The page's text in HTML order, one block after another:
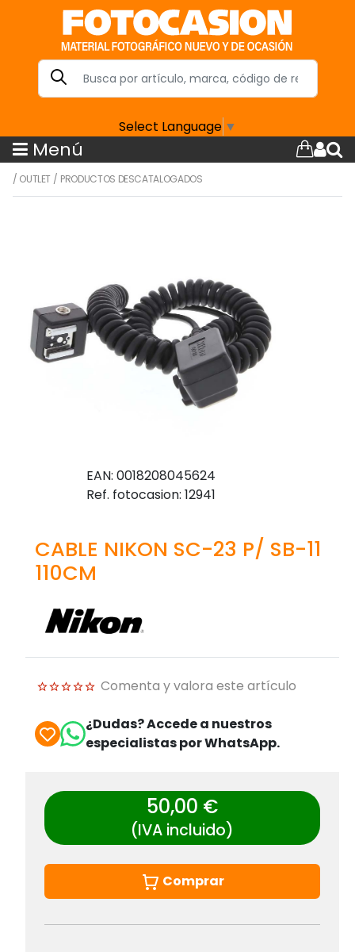
Select Language ▼
Menú
/ OUTLET / PRODUCTOS DESCATALOGADOS
EAN: 0018208045624
Ref. fotocasion: 12941
CABLE NIKON SC-23 P/ SB-11
110CM
Comenta y valora este artículo
¿Dudas? Accede a nuestros
especialistas por WhatsApp.
50,00 €
(IVA incluido)
Comprar